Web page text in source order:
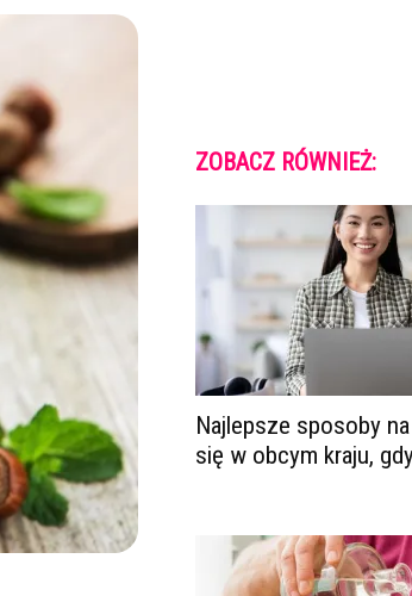
ZOBACZ RÓWNIEŻ:
Najlepsze sposoby
się w obcym kraju,